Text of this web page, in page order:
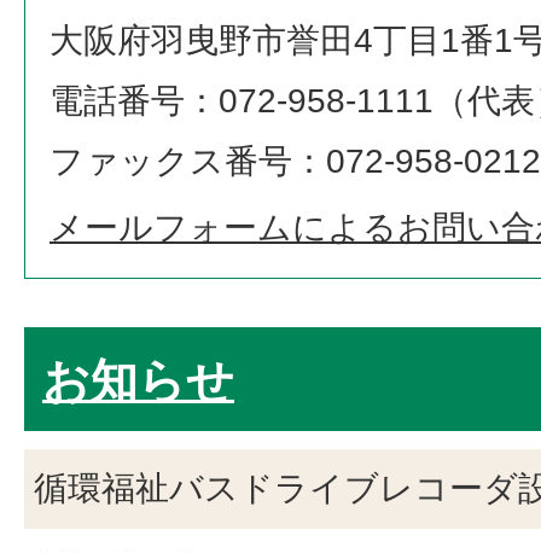
大阪府羽曳野市誉田4丁目1番1
電話番号：072-958-1111（代
ファックス番号：072-958-0212
メールフォームによるお問い
お知らせ
循環福祉バスドライブレコーダ